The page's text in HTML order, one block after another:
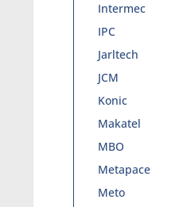
Intermec
IPC
Jarltech
JCM
Konic
Makatel
MBO
Metapace
Meto